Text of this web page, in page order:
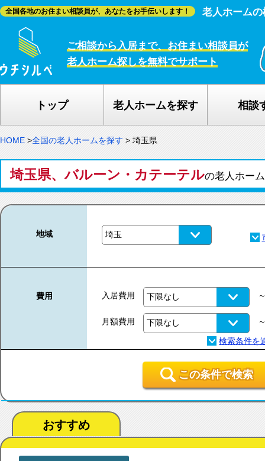
全国各地のお住まい相談員が、あなたをお手伝いします！ 老人ホーム
ご相談から入居まで、お住まい相談員が
老人ホーム探しを無料でサポート
トップ 老人ホームを探す 相談
HOME >全国の老人ホームを探す > 埼玉県
埼玉県、バルーン・カテーテルの老人ホー
地域
費用 入居費用
月額費用
この条件で検索
おすすめ